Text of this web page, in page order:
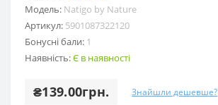
Модель: Natigo by Nature
Артикул: 5901087322120
Бонусні бали: 1
Наявність:Є в наявності
₴139.00грн. Знайшли дешевше?